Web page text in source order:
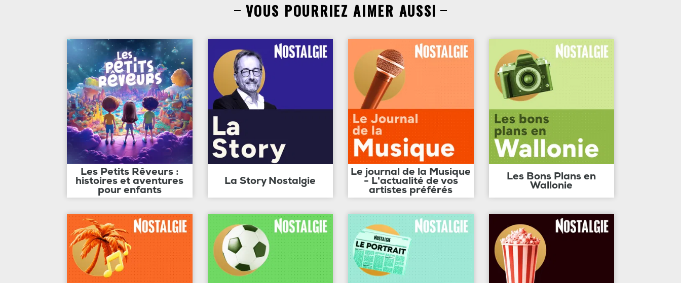
VOUS POURRIEZ AIMER AUSSI
Les Petits Rêveurs :
histoires et aventures
pour enfants
La Story Nostalgie
Le journal de la Musique
- L'actualité de vos
artistes préférés
Les Bons Plans en
Wallonie